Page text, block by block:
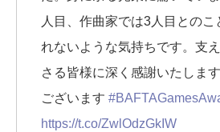
人目、作曲家では3人目とのこ
れないような気持ちです。支
さる皆様に深く感謝いたしま
ございます
https://t.co/ZwlOdzGkIW